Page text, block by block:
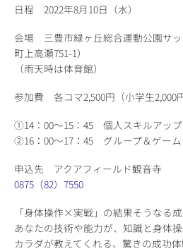
日程 2022年8月10日（水）
会場 三豊市緑ヶ丘総合運動公園サ
町上高瀬751-1）
（雨天時は体育館）
参加費 各コマ2,500円（小学生2,000円
①14：00～15：45 個人スキルアップ
②16：00～17：45 グループ＆ゲーム
申込先 アクアフィールド観音寺
0875（82）7550
「身体操作×実戦」の結果そうなる成
あなたの技術や能力が、知識と身体
カラダが教えてくれる、驚きの成功体